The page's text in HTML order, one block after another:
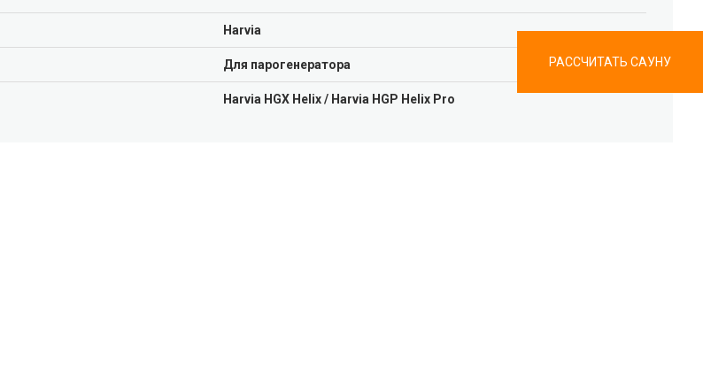
РАССЧИТАТЬ САУНУ
Harvia
Для парогенератора
Harvia HGX Helix / Harvia HGP Helix Pro